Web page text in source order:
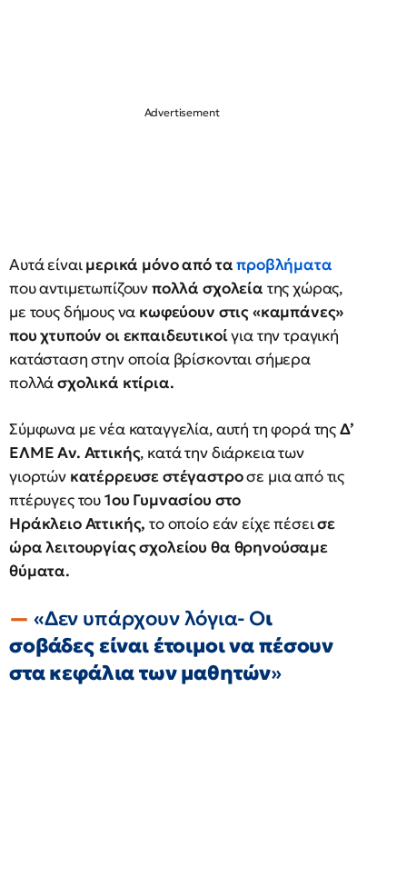
Αυτά είναιμερικά μόνο από ταπροβλήματα
που αντιμετωπίζουνπολλά σχολεία της χώρας,
με τους δήμους να κωφεύουν στις «καμπάνες»
που χτυπούν οι εκπαιδευτικοίγια την τραγική
κατάσταση στην οποία βρίσκονται σήμερα
πολλάσχολικά κτίρια.
Σύμφωνα με νέα καταγγελία, αυτή τη φορά τηςΔ’
ΕΛΜΕ Αν. Αττικής, κατά την διάρκεια των
γιορτών κατέρρευσε στέγαστροσε μια από τις
πτέρυγες του1ου Γυμνασίου στο
Ηράκλειο Αττικής,το οποίο εάν είχε πέσεισε
ώρα λειτουργίας σχολείου θα θρηνούσαμε
θύματα.
«Δεν υπάρχουν λόγια- Οι
σοβάδες είναι έτοιμοι να πέσουν
στα κεφάλια των μαθητών»